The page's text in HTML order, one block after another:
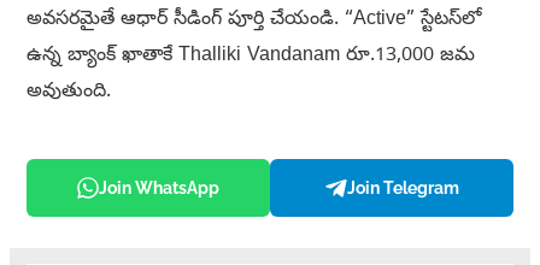
అవసరమైతే ఆధార్ సీడింగ్ పూర్తి చేయండి. “Active” స్టేటస్‌లో
ఉన్న బ్యాంక్ ఖాతాకే Thalliki Vandanam రూ.13,000 జమ
అవుతుంది.
Join WhatsApp Join Telegram